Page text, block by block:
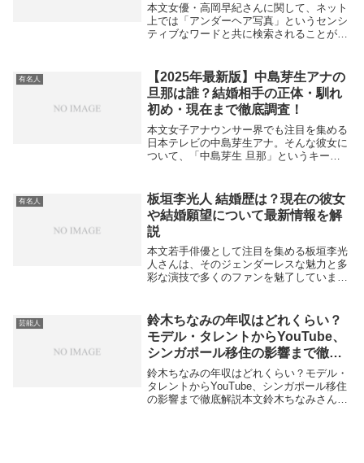
本文女優・高岡早紀さんに関して、ネット
上では「アンダーヘア写真」というセンシ
ティブなワードと共に検索されることがし
ようなキーワードが注目されてしまうので
しょうか。ま...
有名人
【2025年最新版】中島芽生アナの
旦那は誰？結婚相手の正体・馴れ
初め・現在まで徹底調査！
本文女子アナウンサー界でも注目を集める
日本テレビの中島芽生アナ。そんな彼女に
ついて、「中島芽生 旦那」というキーワ
在の暮らしぶりまで徹底的にまとめました
【】【】【】...
有名人
板垣李光人 結婚歴は？現在の彼女
や結婚願望について最新情報を解
説
本文若手俳優として注目を集める板垣李光
人さんは、そのジェンダーレスな魅力と多
彩な演技で多くのファンを魅了していま
垣李光人さんは結婚しておらず、嫁や子供
もいません...
芸能人
鈴木ちなみの年収はどれくらい？
モデル・タレントからYouTube、
シンガポール移住の影響まで徹底
解説
鈴木ちなみの年収はどれくらい？モデル・
タレントからYouTube、シンガポール移住
の影響まで徹底解説本文鈴木ちなみさんは